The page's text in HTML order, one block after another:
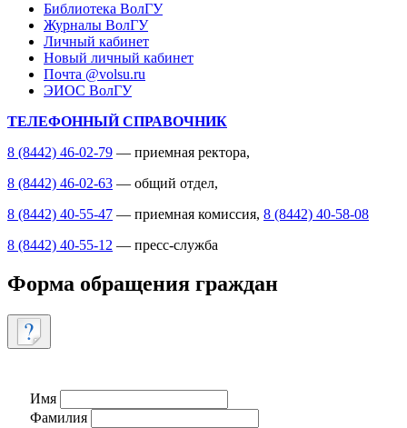
Библиотека ВолГУ
Журналы ВолГУ
Личный кабинет
Новый личный кабинет
Почта @volsu.ru
ЭИОС ВолГУ
ТЕЛЕФОННЫЙ СПРАВОЧНИК
8 (8442) 46-02-79 — приемная ректора,
8 (8442) 46-02-63 — общий отдел,
8 (8442) 40-55-47 — приемная комиссия, 8 (8442) 40-58-08
8 (8442) 40-55-12 — пресс-служба
Форма обращения граждан
Имя
Фамилия